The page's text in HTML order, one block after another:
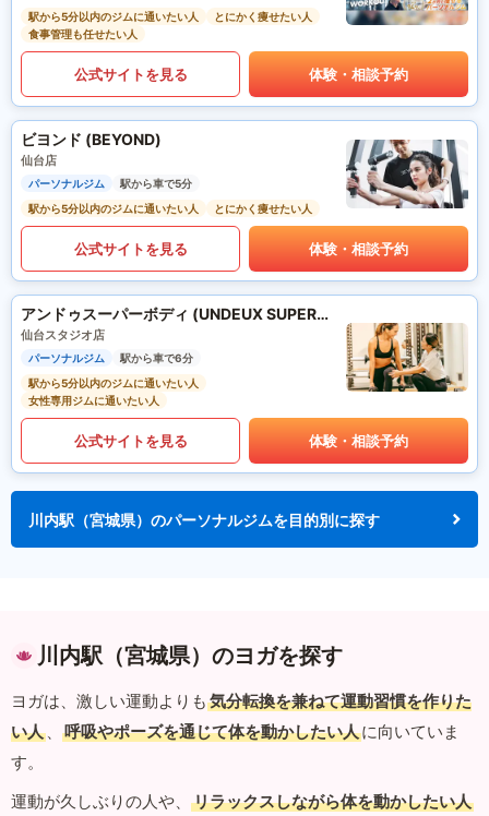
駅から5分以内のジムに通いたい人
とにかく痩せたい人
食事管理も任せたい人
公式サイトを見る 体験・相談予約
ビヨンド (BEYOND)
仙台店
パーソナルジム
駅から車で5分
駅から5分以内のジムに通いたい人
とにかく痩せたい人
公式サイトを見る 体験・相談予約
アンドゥスーパーボディ (UNDEUX SUPERBODY)
仙台スタジオ店
パーソナルジム
駅から車で6分
駅から5分以内のジムに通いたい人
女性専用ジムに通いたい人
公式サイトを見る 体験・相談予約
川内駅（宮城県）のパーソナルジムを目的別に探す
川内駅（宮城県）のヨガを探す
ヨガは、激しい運動よりも 気分転換を兼ねて運動習慣を作りた
い人 、 呼吸やポーズを通じて体を動かしたい人に向いていま
す。
運動が久しぶりの人や、
リラックスしながら体を動かしたい人